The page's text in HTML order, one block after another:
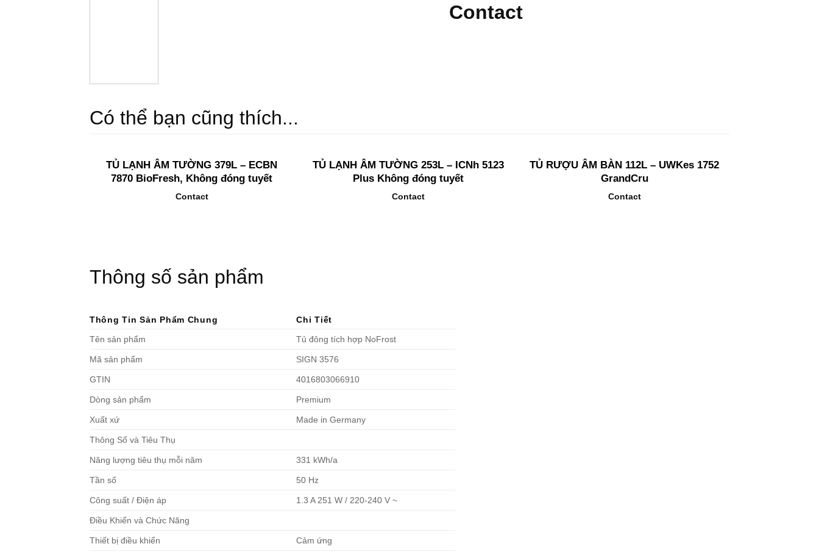
Contact
Có thể bạn cũng thích...
TỦ LẠNH ÂM TƯỜNG 379L – ECBN
7870 BioFresh, Không đóng tuyết
Contact
TỦ LẠNH ÂM TƯỜNG 253L – ICNh 5123
Plus Không đóng tuyết
Contact
TỦ RƯỢU ÂM BÀN 112L – UWKes 1752
GrandCru
Contact
Thông số sản phẩm
Thông Tin Sản Phẩm Chung
Chi Tiết
Tên sản phẩm
Tủ đông tích hợp NoFrost
Mã sản phẩm SIGN 3576
GTIN 4016803066910
Dòng sản phẩm Premium
Xuất xứ Made in Germany
Thông Số và Tiêu Thụ
Năng lượng tiêu thụ mỗi năm 331 kWh/a
Tần số 50 Hz
Công suất / Điện áp 1.3 A 251 W / 220-240 V ~
Điều Khiển và Chức Năng
Thiết bị điều khiển Cảm ứng